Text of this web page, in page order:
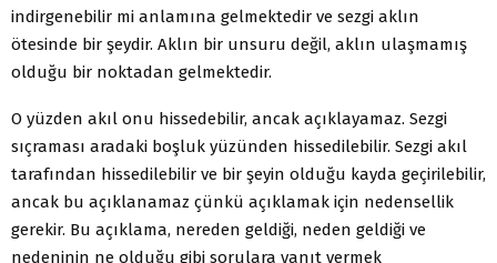
indirgenebilir mi anlamına gelmektedir ve sezgi aklın
ötesinde bir şeydir. Aklın bir unsuru değil, aklın ulaşmamış
olduğu bir noktadan gelmektedir.
O yüzden akıl onu hissedebilir, ancak açıklayamaz. Sezgi
sıçraması aradaki boşluk yüzünden hissedilebilir. Sezgi akıl
tarafından hissedilebilir ve bir şeyin olduğu kayda geçirilebilir,
ancak bu açıklanamaz çünkü açıklamak için nedensellik
gerekir. Bu açıklama, nereden geldiği, neden geldiği ve
nedeninin ne olduğu gibi sorulara yanıt vermek